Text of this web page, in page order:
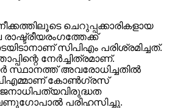
ചെറുപ്പക്കാരികളായ
സിപിഎം പരിശ്രമിച്ചത്.
നേര്‍ച്ചിത്രമാണ്.
സ്ഥാനത്ത് അവരോധിച്ചതില്‍
കോണ്‍ഗ്രസ്
ജനാധിപത്യവിരുദ്ധത
പരിഹസിച്ചു.